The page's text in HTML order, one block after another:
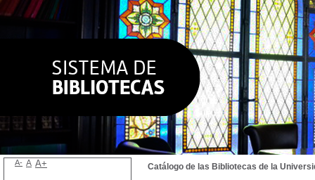
Catálogo de las Bibliotecas de la
A- A A+